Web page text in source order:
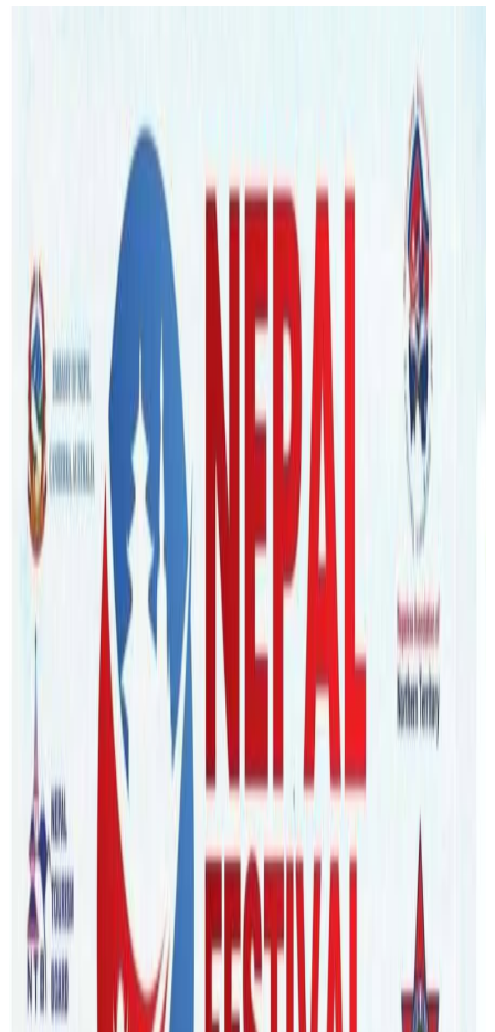
आगामी शनिबार होलीमय बन्दै अष्ट्रेलिया,
ब्रिजबेन र सिड्नीमा यस्तो छ तयारी
nepaltube
Thursday, 2022 March 17 / 12:57 pm
अ− अ